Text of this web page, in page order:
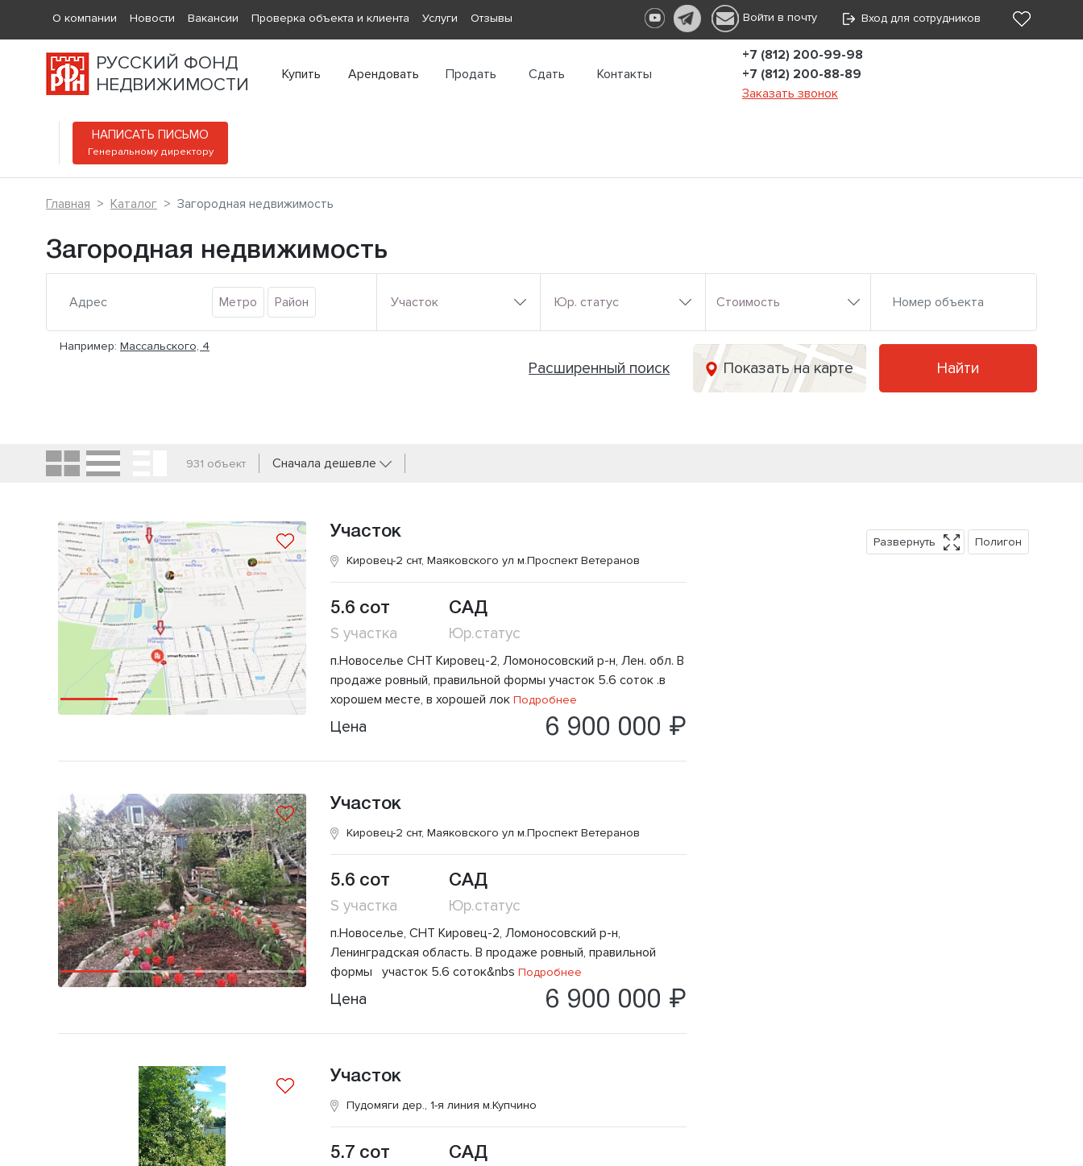
О компании Новости Вакансии Проверка объекта и клиента Услуги Отзывы Войти в почту Вход для сотрудников
РУССКИЙ ФОНД
НЕДВИЖИМОСТИ
Купить Арендовать Продать Сдать Контакты
+7 (812) 200-99-98
+7 (812) 200-88-89
Заказать звонок
НАПИСАТЬ ПИСЬМО
Генеральному директору
Главная Каталог Загородная недвижимость
Загородная недвижимость
Например: Массальского, 4
Метро Район Участок Юр. статус Стоимость
Расширенный поиск Показать на карте Найти
931 объект Сначала дешевле
Участок
Кировец-2 снт, Маяковского ул м.Проспект Ветеранов
5.6 сот
S участка
САД
Юр.статус
п.Новоселье СНТ Кировец-2, Ломоносовский р-н, Лен. обл. В
продаже ровный, правильной формы участок 5.6 соток .в
хорошем месте, в хорошей локПодробнее
Цена 6 900 000 ₽
Участок
Кировец-2 снт, Маяковского ул м.Проспект Ветеранов
5.6 сот
S участка
САД
Юр.статус
п.Новоселье, СНТ Кировец-2, Ломоносовский р-н,
Ленинградская область. В продаже ровный, правильной
формы участок 5.6 соток&nbs Подробнее
Цена 6 900 000 ₽
Участок
Пудомяги дер., 1-я линия м.Купчино
5.7 сот САД
Развернуть Полигон